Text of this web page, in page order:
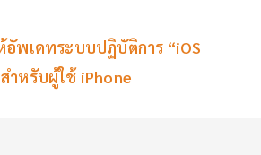
อัพเดทระบบปฏิบัติการ “iOS
ำหรับผู้ใช้ iPhone